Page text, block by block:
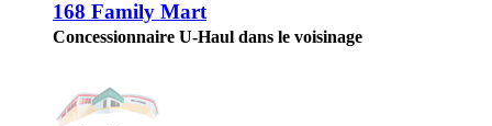
168 Family Mart
Concessionnaire U-Haul dans le voisinage